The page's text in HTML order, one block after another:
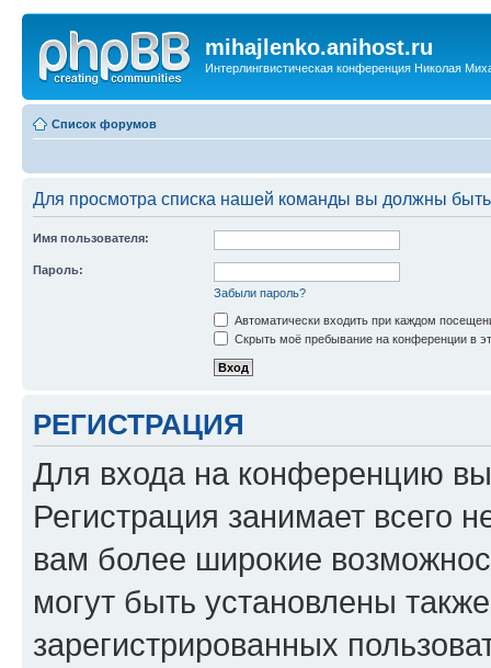
mihajlenko.anihost.ru
Интерлингвистическая конференция Николая
Список форумов
Для просмотра списка нашей команды вы должны
Имя пользователя:
Пароль:
Забыли пароль?
Автоматически входить при каждом
Скрыть моё пребывание на конференции в
РЕГИСТРАЦИЯ
Для входа на конференцию
Регистрация занимает всего
вам более широкие
могут быть установлены
зарегистрированных